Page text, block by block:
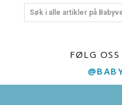
Søk i alle artikler på
FØLG